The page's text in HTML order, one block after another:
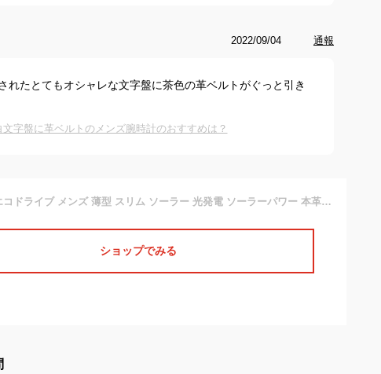
2022/09/04 通報
れたとてもオシャレな文字盤に茶色の革ベルトがぐっと引き
文字盤に革ベルトのメンズ腕時計のおすすめは？
[シチズン] エコドライブ メンズ 薄型 スリム ソーラー 光発電 ソーラーパワー 本革ベルト 替えベルト付き 国内品番 BJ6484-50A/LBR [並行輸入品]
ショップでみる